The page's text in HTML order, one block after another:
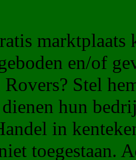
marktplaats
en/of
Stel
hun
in
toegestaan.